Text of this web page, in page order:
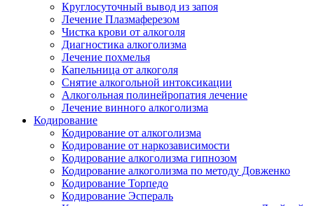
Круглосуточный вывод из запоя
Лечение Плазмаферезом
Чистка крови от алкоголя
Диагностика алкоголизма
Лечение похмелья
Капельница от алкоголя
Снятие алкогольной интоксикации
Алкогольная полинейропатия лечение
Лечение винного алкоголизма
Кодирование
Кодирование от алкоголизма
Кодирование от наркозависимости
Кодирование алкоголизма гипнозом
Кодирование алкоголизма по методу Довженко
Кодирование Торпедо
Кодирование Эспераль